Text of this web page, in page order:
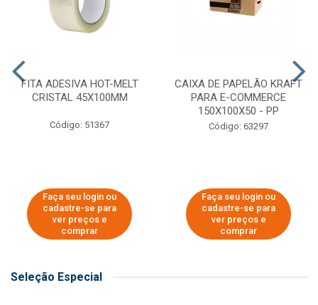
FITA ADESIVA HOT-MELT
CRISTAL 45X100MM
Código: 51367
Faça seu login ou
cadastre-se para
ver preços e
comprar
CAIXA DE PAPELÃO KRAFT
PARA E-COMMERCE
150X100X50 - PP
Código: 63297
Faça seu login ou
cadastre-se para
ver preços e
comprar
Seleção Especial